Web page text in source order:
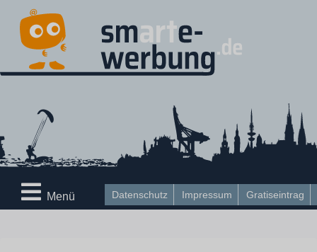
Datenschutz Impressum Gratiseintrag
Menü